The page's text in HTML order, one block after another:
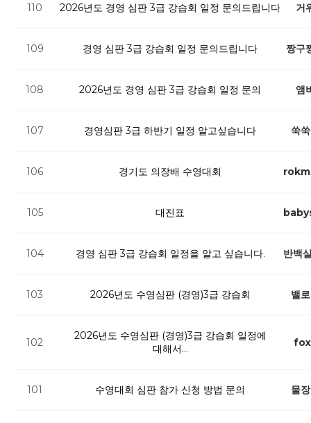
110 2026년도 경영 심판 3급 강습회 일정 문의드립니다 거
109 경영 심판 3급 강습회 일정 문의드립니다 짱구
108 2026년도 경영 심판 3급 강습회 일정 문의 앰
107 경영심판 3급 하반기 일정 알고싶습니다 쑥
106 경기도 의장배 수영대회
105 대진표
104 경영 심판 3급 강습회 일정을 알고 싶습니다. 반백
103 2026년도 수영심판 (경영)3급 강습회 밸
102
2026년도 수영심판 (경영)3급 강습회 일정에
대해서…
101 수영대회 심판 참가 신청 방법 문의 물